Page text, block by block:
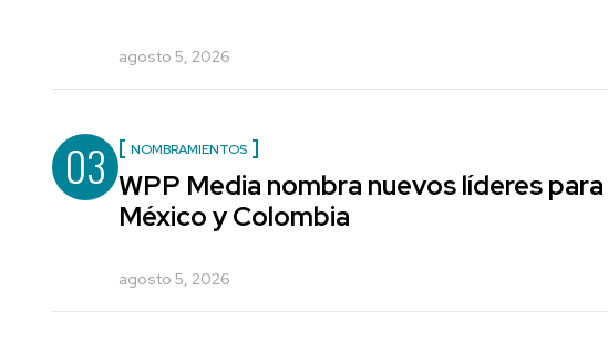
agosto 5, 2026
03 NOMBRAMIENTOS
WPP Media nombra nuevos líderes para
México y Colombia
agosto 5, 2026